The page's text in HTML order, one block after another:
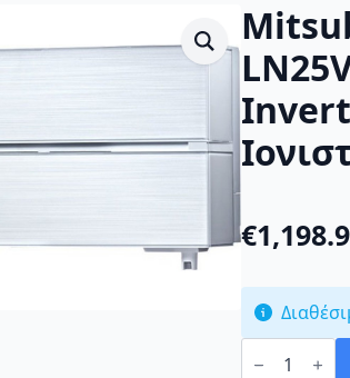
€
Mitsubishi
Electric